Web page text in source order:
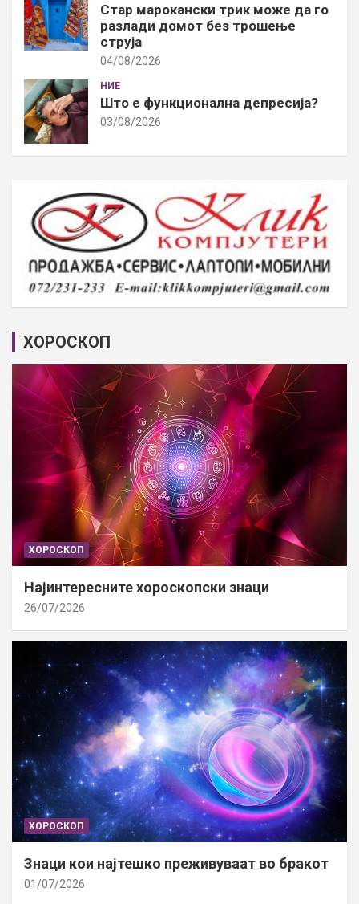
Стар марокански трик може да го
разлади домот без трошење
струја
04/08/2026
НИЕ
Што е функционална депресија?
03/08/2026
ХОРОСКОП
ХОРОСКОП
Најинтересните хороскопски знаци
26/07/2026
ХОРОСКОП
Знаци кои најтешко преживуваат во бракот
01/07/2026